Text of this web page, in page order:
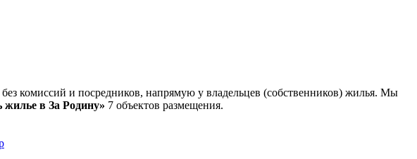
комиссий и посредников, напрямую у владельцев (собственников) жилья. Мы
жилье в За Родину» 7 объектов размещения.